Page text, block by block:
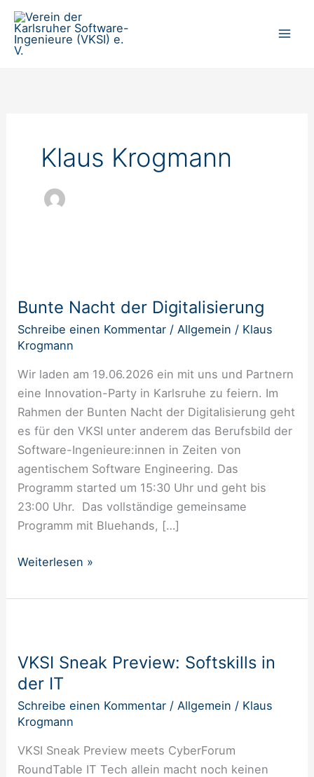
Zum
Inhalt
springen
Klaus Krogmann
Bunte Nacht der Digitalisierung
Schreibe einen Kommentar / Allgemein / Klaus
Krogmann
Wir laden am 19.06.2026 ein mit uns und Partnern
eine Innovation-Party in Karlsruhe zu feiern. Im
Rahmen der Bunten Nacht der Digitalisierung geht
es für den VKSI unter anderem das Berufsbild der
Software-Ingenieure:innen in Zeiten von
agentischem Software Engineering. Das
Programm started um 15:30 Uhr und geht bis
23:00 Uhr. Das vollständige gemeinsame
Programm mit Bluehands, […]
der
Digitalisierung
Weiterlesen »
VKSI Sneak Preview: Softskills in
der IT
Schreibe einen Kommentar / Allgemein / Klaus
Krogmann
VKSI Sneak Preview meets CyberForum
RoundTable IT Tech allein macht noch keinen
Preview:
Softskills
in
der